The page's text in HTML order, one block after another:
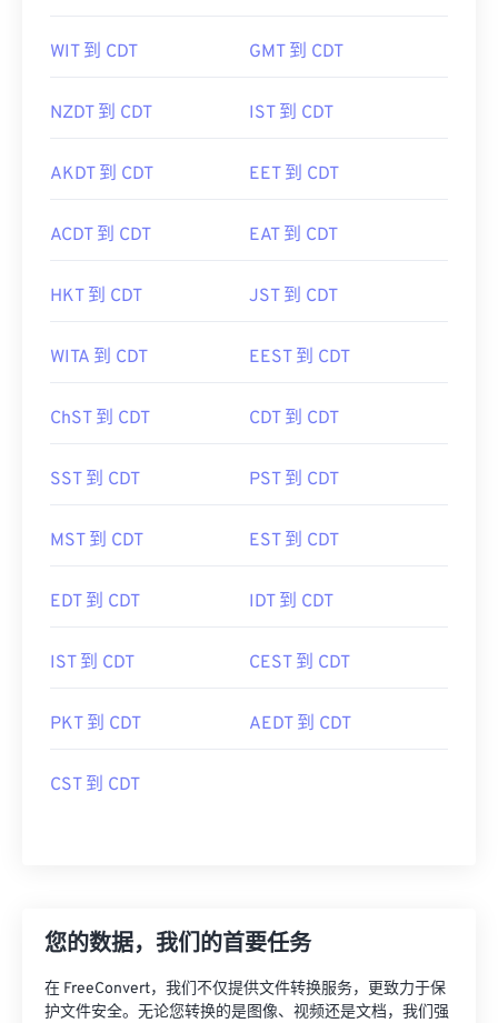
WIT 到 CDT GMT 到 CDT
NZDT 到 CDT IST 到 CDT
AKDT 到 CDT EET 到 CDT
ACDT 到 CDT EAT 到 CDT
HKT 到 CDT JST 到 CDT
WITA 到 CDT EEST 到 CDT
ChST 到 CDT CDT 到 CDT
SST 到 CDT PST 到 CDT
MST 到 CDT EST 到 CDT
EDT 到 CDT IDT 到 CDT
IST 到 CDT CEST 到 CDT
PKT 到 CDT AEDT 到 CDT
CST 到 CDT
您的数据，我们的首要任务
在 FreeConvert，我们不仅提供文件转换服务，更致力于保
护文件安全。无论您转换的是图像、视频还是文档，我们强